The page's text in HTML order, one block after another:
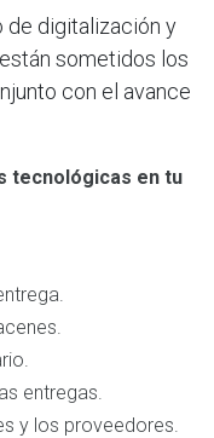
de digitalización y
sometidos los
con el avance
tecnológicas en tu
entregas.
y los proveedores.